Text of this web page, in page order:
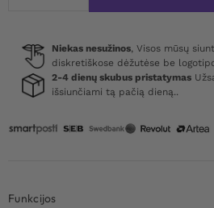
Brazilian
Zipper
Panty
Niekas nesužinos, Visos mūsų
diskretiškose dėžutėse be
2-4 dienų skubus pristatymas
išsiunčiami tą pačią dieną..
Funkcijos